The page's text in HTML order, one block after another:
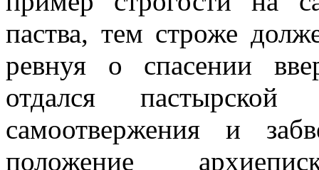
паства, тем строже
ревнуя о спасении
отдался
самоотвержения и
положение